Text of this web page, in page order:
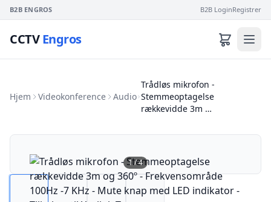
B2B ENGROS B2B LoginRegistrer
CCTVEngros
Hjem Videokonference Audio
Trådløs mikrofon -
Stemmeoptagelse
rækkevidde 3m …
1/4